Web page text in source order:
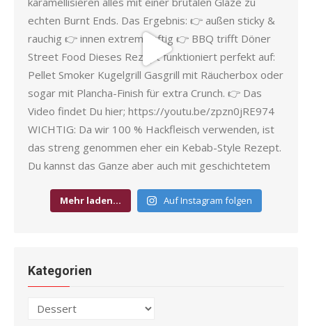
Mehr laden… Auf Instagram folgen
Kategorien
Kategorien